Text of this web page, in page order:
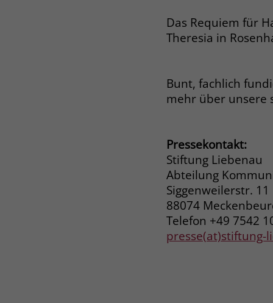
Das Requiem für
Theresia in
Bunt, fachlich
mehr über unsere
Pressekontakt:
Stiftung Liebenau
Abteilung
Siggenweilerstr. 11
88074
Telefon +49 7542
presse(at)stiftung-